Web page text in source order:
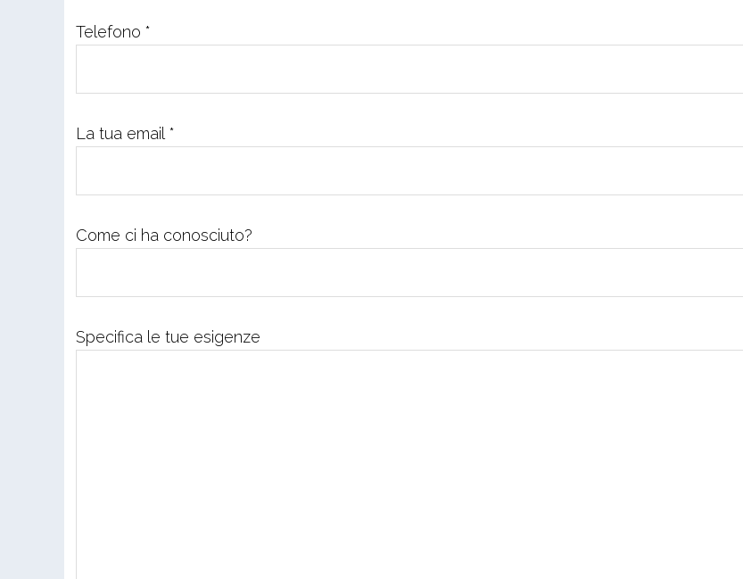
Telefono *
La tua email *
Come ci ha conosciuto?
Specifica le tue esigenze